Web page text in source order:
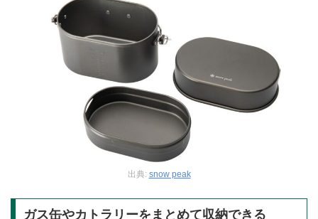
出典: snow peak
ガス缶やカトラリーをまとめて収納できる